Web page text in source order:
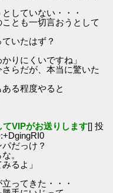
していない・・・
とも一切言おうとして
いたはず？
りにくいですね」
らだが、本当に驚いた
る程度やると
てVIPがお送りします[] 投
だっけ？
。
るよ」
ってきた・・・